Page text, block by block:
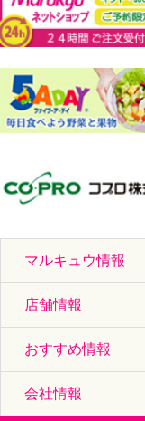
マルキュウ情報
店舗情報
おすすめ情報
会社情報